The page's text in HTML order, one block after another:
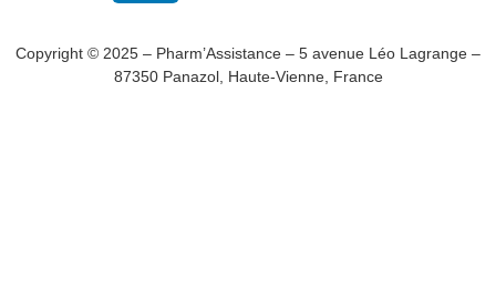
Copyright © 2025 – Pharm’Assistance – 5 avenue Léo Lagrange –
87350 Panazol, Haute-Vienne, France